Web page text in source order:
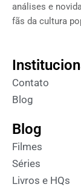
análises e
fãs da cultura
Contato
Blog
Blog
Filmes
Séries
Livros e HQs